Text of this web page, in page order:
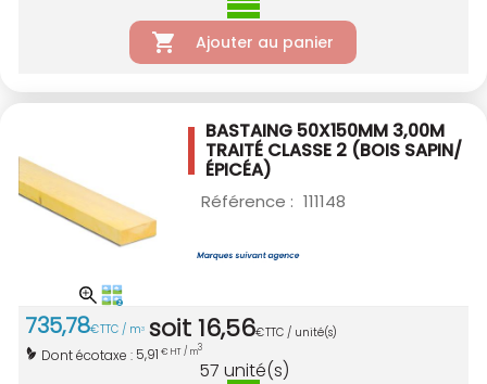
Ajouter au panier
BASTAING 50X150MM 3,00M
TRAITÉ CLASSE 2 (BOIS SAPIN/
ÉPICÉA)
Référence : 111148
735,78€TTC / m3 soit16,56€TTC / unité(s)
Dont écotaxe : 5,91 € HT / m3
57 unité(s)